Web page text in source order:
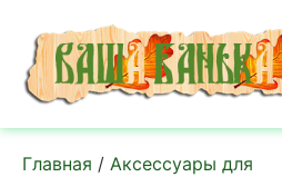
Главная / Аксессуары для